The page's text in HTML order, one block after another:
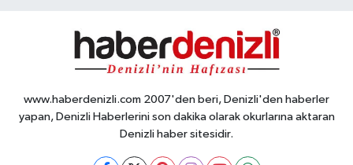
www.haberdenizli.com 2007'den beri, Denizli'den haberler
yapan, Denizli Haberlerini son dakika olarak okurlarına aktaran
Denizli haber sitesidir.